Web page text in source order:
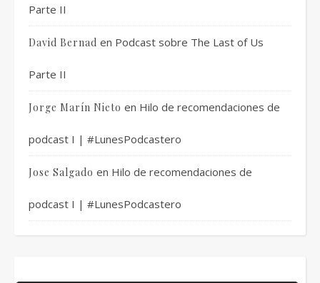
Parte II
David Bernad en Podcast sobre The Last of Us
Parte II
Jorge Marín Nieto en Hilo de recomendaciones de
podcast I | #LunesPodcastero
Jose Salgado en Hilo de recomendaciones de
podcast I | #LunesPodcastero